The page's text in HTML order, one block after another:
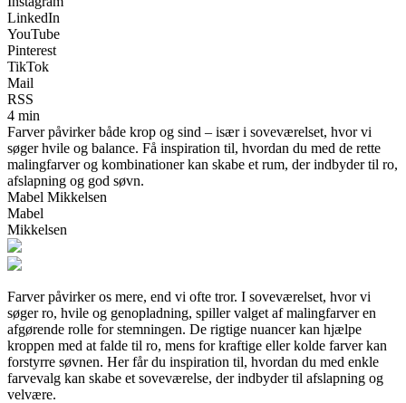
LinkedIn
YouTube
Pinterest
TikTok
Mail
RSS
4 min
Farver påvirker både krop og sind – især i soveværelset, hvor vi
søger hvile og balance. Få inspiration til, hvordan du med de rette
malingfarver og kombinationer kan skabe et rum, der indbyder til ro,
afslapning og god søvn.
Mabel Mikkelsen
Mabel
Mikkelsen
Farver påvirker os mere, end vi ofte tror. I soveværelset, hvor vi
søger ro, hvile og genopladning, spiller valget af malingfarver en
afgørende rolle for stemningen. De rigtige nuancer kan hjælpe
kroppen med at falde til ro, mens for kraftige eller kolde farver kan
forstyrre søvnen. Her får du inspiration til, hvordan du med enkle
farvevalg kan skabe et soveværelse, der indbyder til afslapning og
velvære.